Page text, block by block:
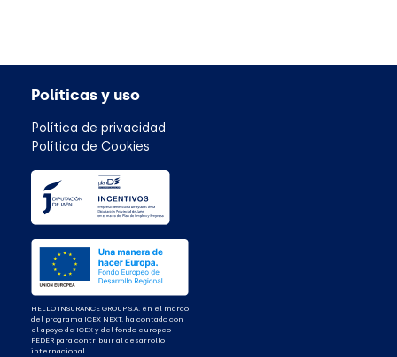
HELLO INSURANCE GROUP S.A. en el marco
del programa ICEX NEXT, ha contado con
el apoyo de ICEX y del fondo europeo
FEDER para contribuir al desarrollo
internacional
Políticas y uso
Política de privacidad
Política de Cookies